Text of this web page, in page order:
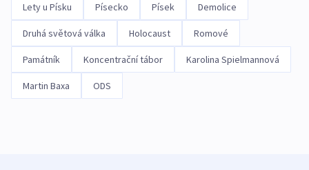
Lety u Písku Písecko Písek Demolice
Druhá světová válka Holocaust Romové
Památník Koncentrační tábor Karolina Spielmannová
Martin Baxa ODS